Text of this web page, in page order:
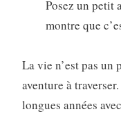
Posez un petit
montre que
La vie n’est pas un
aventure à
longues années